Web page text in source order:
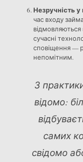
Незручність у
час входу
відмовляються
сучасні
сповіщення —
непомітним.
З
відомо:
самих
свідомо